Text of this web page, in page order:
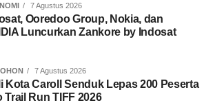
7 Agustus 2026
Ooredoo Group, Nokia, dan
Luncurkan Zankore by Indosat
7 Agustus 2026
Kota Caroll Senduk Lepas 200 Peserta
Trail Run TIFF 2026